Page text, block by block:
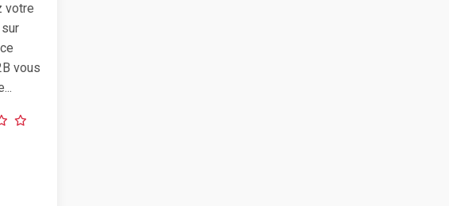
votre
vous